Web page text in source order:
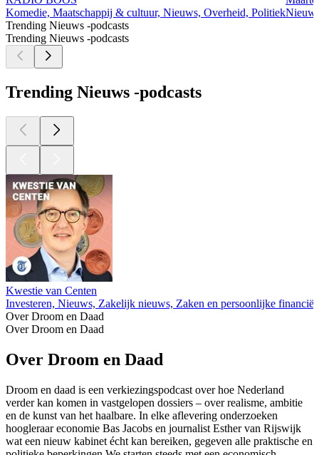
Komedie, Maatschappij & cultuur, Nieuws, Overheid, Politiek
Trending Nieuws -podcasts
Trending Nieuws -podcasts
Trending Nieuws -podcasts
Kwestie van Centen
Investeren, Nieuws, Zakelijk nieuws, Zaken en persoonlijke financiën
Over Droom en Daad
Over Droom en Daad
Over Droom en Daad
Droom en daad is een verkiezingspodcast over hoe Nederland
verder kan komen in vastgelopen dossiers – over realisme, ambitie
en de kunst van het haalbare. In elke aflevering onderzoeken
hoogleraar economie Bas Jacobs en journalist Esther van Rijswijk
wat een nieuw kabinet écht kan bereiken, gegeven alle praktische en